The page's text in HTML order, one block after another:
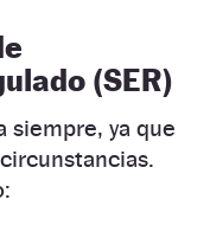
(SER)
siempre, ya que